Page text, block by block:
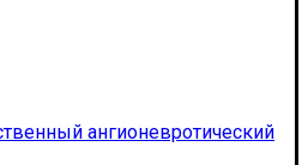
ангионевротический